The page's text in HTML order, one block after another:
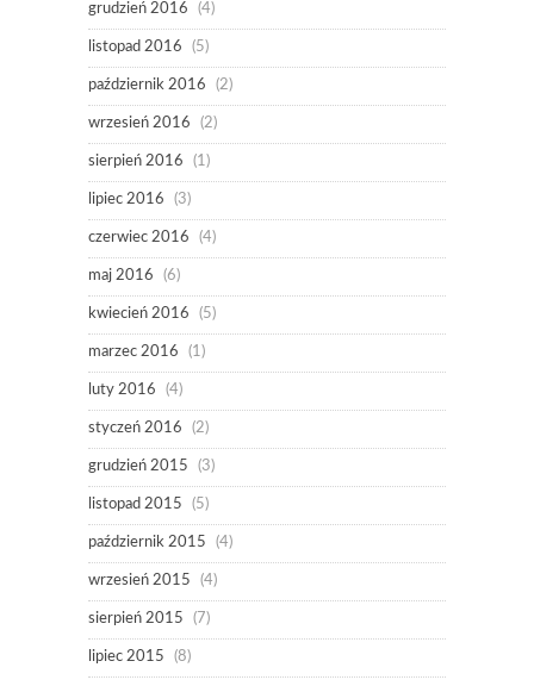
grudzień 2016 (4)
listopad 2016 (5)
październik 2016 (2)
wrzesień 2016 (2)
sierpień 2016 (1)
lipiec 2016 (3)
czerwiec 2016 (4)
maj 2016 (6)
kwiecień 2016 (5)
marzec 2016 (1)
luty 2016 (4)
styczeń 2016 (2)
grudzień 2015 (3)
listopad 2015 (5)
październik 2015 (4)
wrzesień 2015 (4)
sierpień 2015 (7)
lipiec 2015 (8)